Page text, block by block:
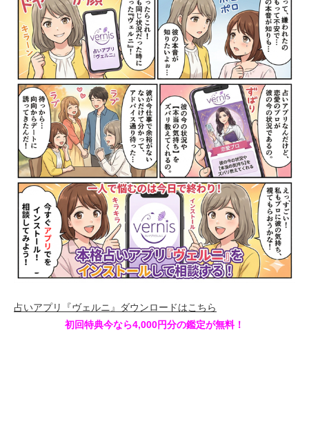
占いアプリ『ヴェルニ』ダウンロードはこちら
初回特典今なら4,000円分の鑑定が無料！